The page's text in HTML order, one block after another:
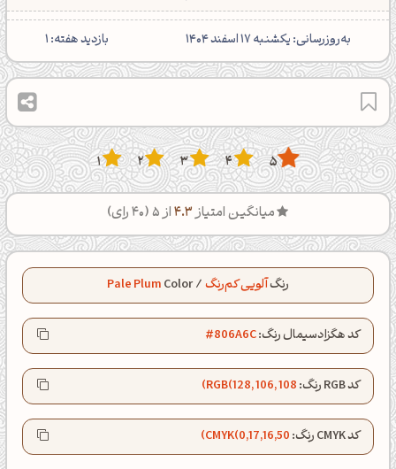
‌به‌روزرسانی: یکشنبه 17 اسفند 1404 بازدید هفته:1
5
4
3
2
1
میانگین امتیاز4.3از 5 ( 40رای)
رنگآلویی کم‌رنگ/
Color
Pale Plum
کد هگزادسیمال رنگ:#806A6C
کد RGB رنگ: RGB(128, 106, 108)
کد CMYK رنگ: CMYK(0,17,16,50)